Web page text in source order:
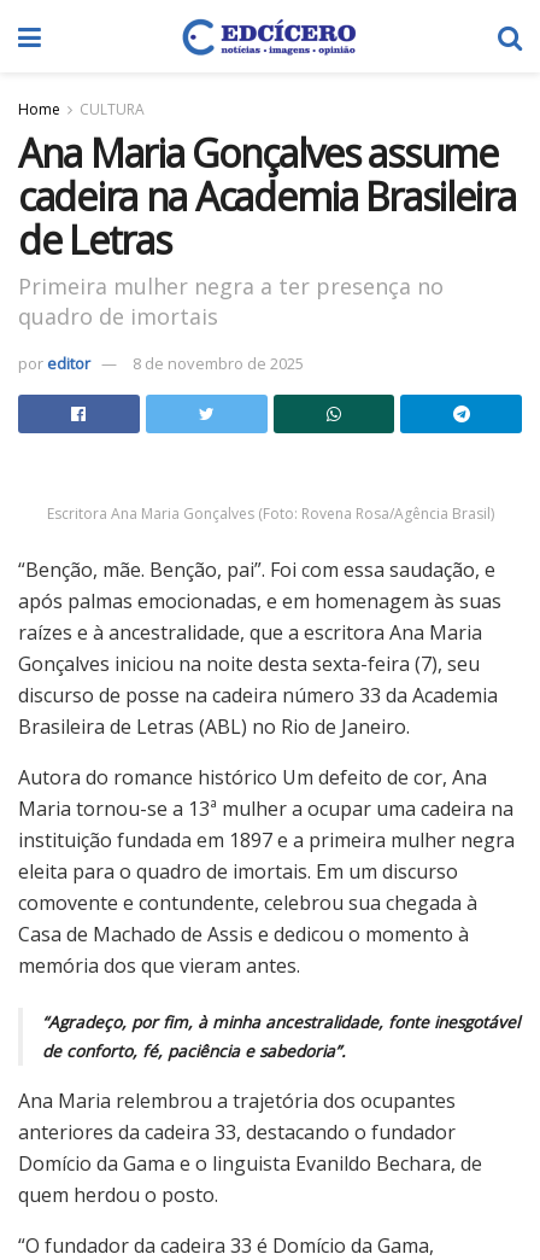
Home CULTURA
Ana Maria Gonçalves assume
cadeira na Academia Brasileira
de Letras
Primeira mulher negra a ter presença no
quadro de imortais
por editor 8 de novembro de 2025
Escritora Ana Maria Gonçalves (Foto: Rovena Rosa/Agência Brasil)
“Benção, mãe. Benção, pai”. Foi com essa saudação, e
após palmas emocionadas, e em homenagem às suas
raízes e à ancestralidade, que a escritora Ana Maria
Gonçalves iniciou na noite desta sexta-feira (7), seu
discurso de posse na cadeira número 33 da Academia
Brasileira de Letras (ABL) no Rio de Janeiro.
Autora do romance histórico Um defeito de cor, Ana
Maria tornou-se a 13ª mulher a ocupar uma cadeira na
instituição fundada em 1897 e a primeira mulher negra
eleita para o quadro de imortais. Em um discurso
comovente e contundente, celebrou sua chegada à
Casa de Machado de Assis e dedicou o momento à
memória dos que vieram antes.
“Agradeço, por fim, à minha ancestralidade, fonte inesgotável
de conforto, fé, paciência e sabedoria”.
Ana Maria relembrou a trajetória dos ocupantes
anteriores da cadeira 33, destacando o fundador
Domício da Gama e o linguista Evanildo Bechara, de
quem herdou o posto.
“O fundador da cadeira 33 é Domício da Gama,